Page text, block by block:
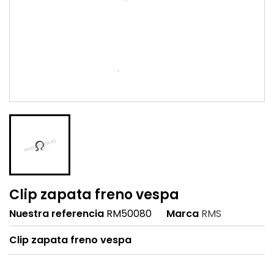
Clip zapata freno vespa
Nuestra referencia RM50080 Marca RMS
Clip zapata freno vespa